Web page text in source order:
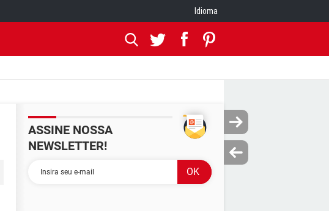
Idioma
ASSINE NOSSA
NEWSLETTER!